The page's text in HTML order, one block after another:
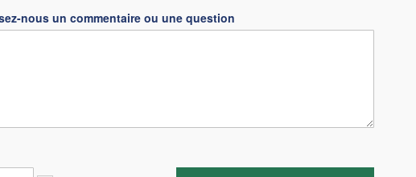
nous un commentaire ou une question